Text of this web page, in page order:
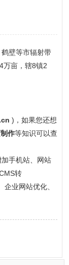
壁等市辐射带
万亩，辖8镇2
)，如果您还想
作等知识可以查
手机站、网站
转
业网站优化、